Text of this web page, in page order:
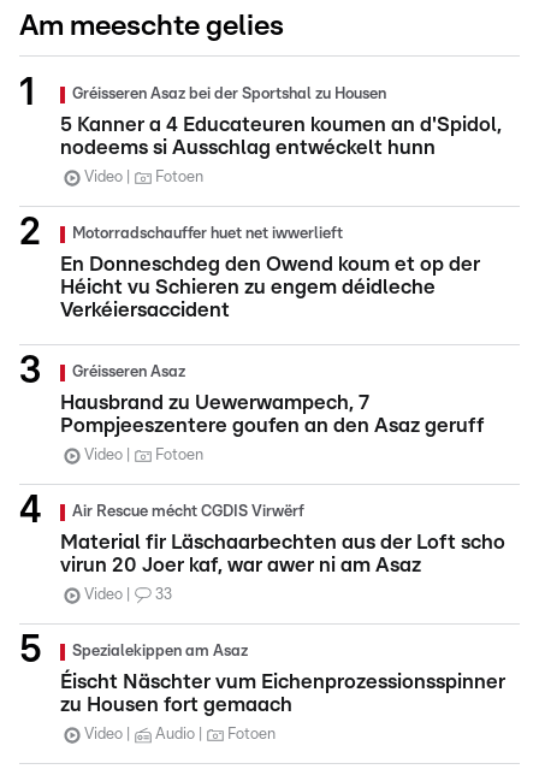
Am meeschte gelies
Gréisseren Asaz bei der Sportshal zu Housen
5 Kanner a 4 Educateuren koumen an d'Spidol,
nodeems si Ausschlag entwéckelt hunn
Video Fotoen
Motorradschauffer huet net iwwerlieft
En Donneschdeg den Owend koum et op der
Héicht vu Schieren zu engem déidleche
Verkéiersaccident
Gréisseren Asaz
Hausbrand zu Uewerwampech, 7
Pompjeeszentere goufen an den Asaz geruff
Video Fotoen
Air Rescue mécht CGDIS Virwërf
Material fir Läschaarbechten aus der Loft scho
virun 20 Joer kaf, war awer ni am Asaz
Video 33
Spezialekippen am Asaz
Éischt Näschter vum Eichenprozessionsspinner
zu Housen fort gemaach
Video Audio Fotoen